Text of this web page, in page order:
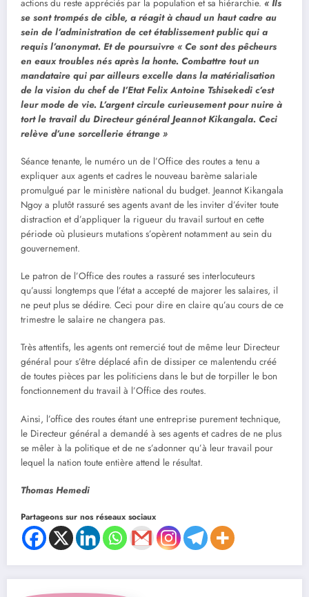
actions du reste appréciés par la population et sa hiérarchie. « Ils
se sont trompés de cible, a réagit à chaud un haut cadre au
sein de l’administration de cet établissement public qui a
requis l’anonymat. Et de poursuivre « Ce sont des pêcheurs
en eaux troubles nés après la honte. Combattre tout un
mandataire qui par ailleurs excelle dans la matérialisation
de la vision du chef de I’Etat Felix Antoine Tshisekedi c’est
leur mode de vie. L’argent circule curieusement pour nuire à
tort le travail du Directeur général Jeannot Kikangala. Ceci
relève d’une sorcellerie étrange »
Séance tenante, le numéro un de l’Office des routes a tenu a
expliquer aux agents et cadres le nouveau barème salariale
promulgué par le ministère national du budget. Jeannot Kikangala
Ngoy a plutôt rassuré ses agents avant de les inviter d’éviter toute
distraction et d’appliquer la rigueur du travail surtout en cette
période où plusieurs mutations s’opèrent notamment au sein du
gouvernement.
Le patron de l’Office des routes a rassuré ses interlocuteurs
qu’aussi longtemps que l’état a accepté de majorer les salaires, il
ne peut plus se dédire. Ceci pour dire en claire qu’au cours de ce
trimestre le salaire ne changera pas.
Très attentifs, les agents ont remercié tout de même leur Directeur
général pour s’être déplacé afin de dissiper ce malentendu créé
de toutes pièces par les politiciens dans le but de torpiller le bon
fonctionnement du travail à l’Office des routes.
Ainsi, l’office des routes étant une entreprise purement technique,
le Directeur général a demandé à ses agents et cadres de ne plus
se mêler à la politique et de ne s’adonner qu’à leur travail pour
lequel la nation toute entière attend le résultat.
Thomas Hemedi
Partageons sur nos réseaux sociaux